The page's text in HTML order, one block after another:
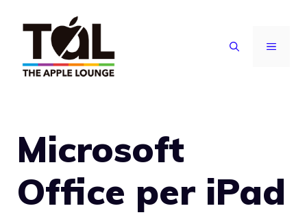
contenuto
MENU
Microsoft
Office per iPad